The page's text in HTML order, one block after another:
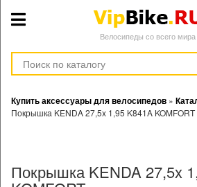
Велосипеды со всего мира
Купить аксессуары для велосипедов »
Покрышка KENDA 27,5x 1,95 K841A KOMFORT
Покрышка KENDA 27,5x 1,95 K841A